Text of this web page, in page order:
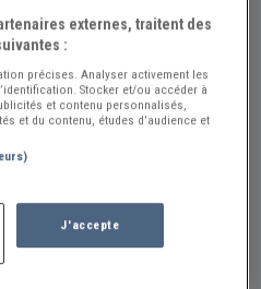
Sherpa
externes, traitent des
:
précises. Analyser activement les
Stocker et/ou accéder à
et contenu personnalisés,
et du contenu, études d’audience et
J'accepte